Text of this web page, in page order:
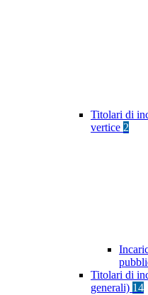
Titolari di
vertice 2
Titolari di
generali) 14